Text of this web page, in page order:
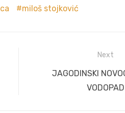
miloš stojković
Next
NextJAGODINSKI
VODOPAD